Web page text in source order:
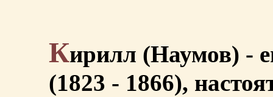
Кирилл (Наумов) -
(1823 - 1866),